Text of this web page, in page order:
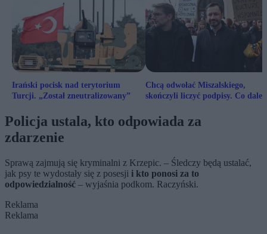
Irański pocisk nad terytorium
Turcji. „Został zneutralizowany”
Chcą odwołać Miszalskiego,
skończyli liczyć podpisy. Co
Policja ustala, kto odpowiada za
zdarzenie
Sprawą zajmują się kryminalni z Krzepic. – Śledczy będą ustalać,
jak psy te wydostały się z posesji i kto ponosi za to
odpowiedzialność – wyjaśnia podkom. Raczyński.
Reklama
Reklama